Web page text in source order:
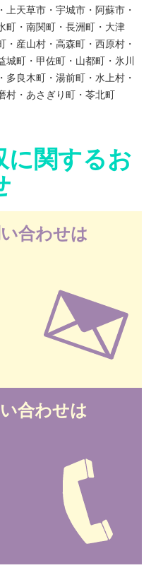
天草市・宇城市・阿蘇市・
町・南関町・長洲町・大津
産山村・高森町・西原村・
城町・甲佐町・山都町・氷川
良木町・湯前町・水上村・
村・あさぎり町・苓北町
に関するお
合わせは
合わせは